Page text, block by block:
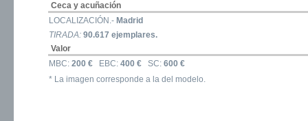
Ceca y acuñación
LOCALIZACIÓN.- Madrid
TIRADA: 90.617 ejemplares.
Valor
MBC: 200 € EBC: 400 € SC: 600 €
* La imagen corresponde a la del modelo.